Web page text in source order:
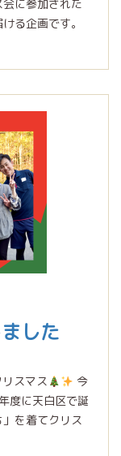
に参加された
る企画です。
した
スマス
今
度に天白区で誕
を着てクリス